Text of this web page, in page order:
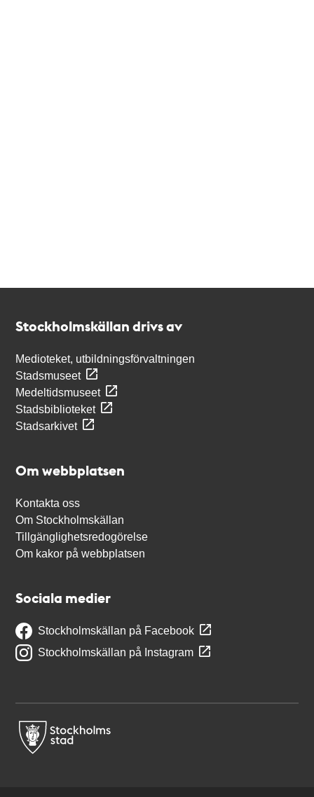
Stockholmskällan drivs av
Medioteket, utbildningsförvaltningen
Stadsmuseet
Medeltidsmuseet
Stadsbiblioteket
Stadsarkivet
Om webbplatsen
Kontakta oss
Om Stockholmskällan
Tillgänglighetsredogörelse
Om kakor på webbplatsen
Sociala medier
Stockholmskällan på Facebook
Stockholmskällan på Instagram